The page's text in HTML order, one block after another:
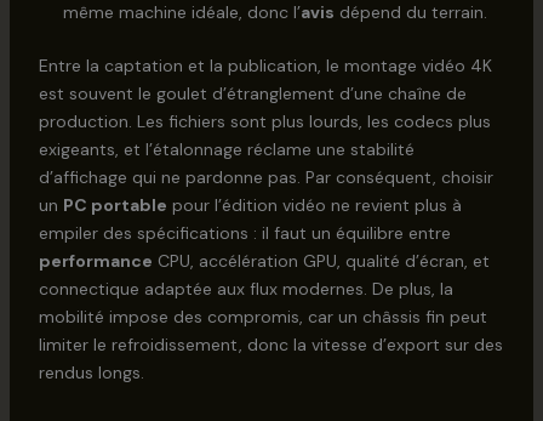
même machine idéale, donc l’avis dépend du terrain.
Entre la captation et la publication, le montage vidéo 4K
est souvent le goulet d’étranglement d’une chaîne de
production. Les fichiers sont plus lourds, les codecs plus
exigeants, et l’étalonnage réclame une stabilité
d’affichage qui ne pardonne pas. Par conséquent, choisir
un PC portable pour l’édition vidéo ne revient plus à
empiler des spécifications : il faut un équilibre entre
performance CPU, accélération GPU, qualité d’écran, et
connectique adaptée aux flux modernes. De plus, la
mobilité impose des compromis, car un châssis fin peut
limiter le refroidissement, donc la vitesse d’export sur des
rendus longs.